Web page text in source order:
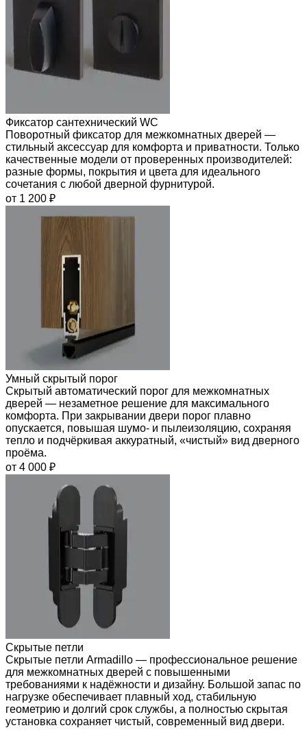
Фиксатор сантехнический WC
Поворотный фиксатор для межкомнатных дверей —
стильный аксессуар для комфорта и приватности. Только
качественные модели от проверенных производителей:
разные формы, покрытия и цвета для идеального
сочетания с любой дверной фурнитурой.
от 1 200 ₽
Умный скрытый порог
Скрытый автоматический порог для межкомнатных
дверей — незаметное решение для максимального
комфорта. При закрывании двери порог плавно
опускается, повышая шумо- и пылеизоляцию, сохраняя
тепло и подчёркивая аккуратный, «чистый» вид дверного
проёма.
от 4 000 ₽
Скрытые петли
Скрытые петли Armadillo — профессиональное решение
для межкомнатных дверей с повышенными
требованиями к надёжности и дизайну. Большой запас по
нагрузке обеспечивает плавный ход, стабильную
геометрию и долгий срок службы, а полностью скрытая
установка сохраняет чистый, современный вид двери.